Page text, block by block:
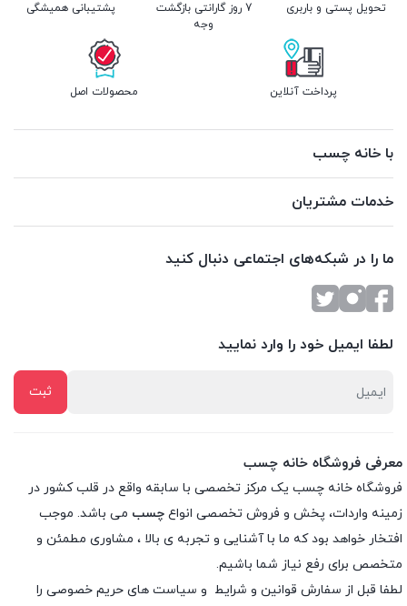
تحویل پستی و باربری
7 روز گارانتی بازگشت
وجه
پشتیبانی همیشگی
پرداخت آنلاین محصولات اصل
با خانه چسب
خدمات مشتریان
ما را در شبکه‌های اجتماعی دنبال کنید
لطفا ایمیل خود را وارد نمایید
معرفی فروشگاه خانه چسب
فروشگاه خانه چسب یک مرکز تخصصی با سابقه واقع در قلب کشور در
زمینه واردات، پخش و فروش تخصصی انواع چسب می باشد. موجب
افتخار خواهد بود که ما با آشنایی و تجربه ی بالا ، مشاوری مطمئن و
متخصص برای رفع نیاز شما باشیم.
لطفا قبل از سفارش قوانین و شرایط و سیاست های حریم خصوصی را